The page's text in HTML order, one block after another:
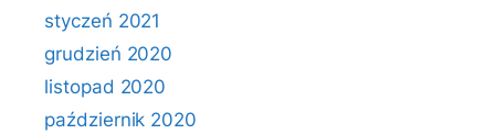
styczeń 2021
grudzień 2020
listopad 2020
październik 2020